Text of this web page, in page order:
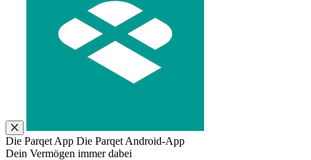
Die Parqet App Die Parqet Android-App
Dein Vermögen immer dabei